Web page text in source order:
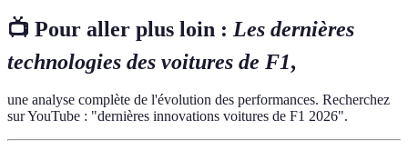
📺 Pour aller plus loin : Les dernières
technologies des voitures de F1,
une analyse complète de l'évolution des performances. Recherchez
sur YouTube : "dernières innovations voitures de F1 2026".